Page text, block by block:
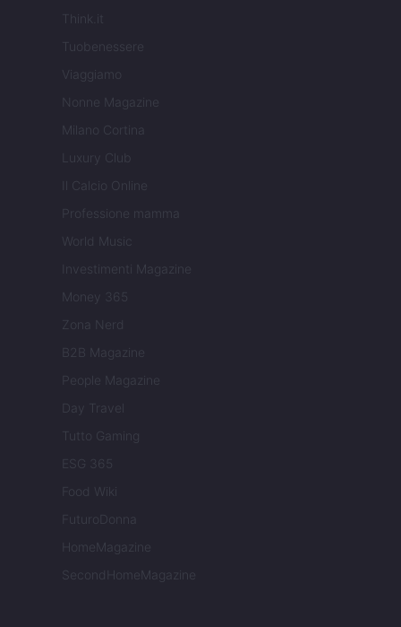
Think.it
Tuobenessere
Viaggiamo
Nonne Magazine
Milano Cortina
Luxury Club
Il Calcio Online
Professione mamma
World Music
Investimenti Magazine
Money 365
Zona Nerd
B2B Magazine
People Magazine
Day Travel
Tutto Gaming
ESG 365
Food Wiki
FuturoDonna
HomeMagazine
SecondHomeMagazine